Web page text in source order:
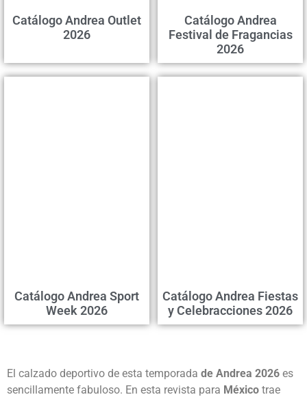
Catálogo Andrea Outlet
2026
Catálogo Andrea
Festival de Fragancias
2026
Catálogo Andrea Sport
Week 2026
Catálogo Andrea Fiestas
y Celebracciones 2026
El calzado deportivo de esta temporada de Andrea 2026 es
sencillamente fabuloso. En esta revista para México trae